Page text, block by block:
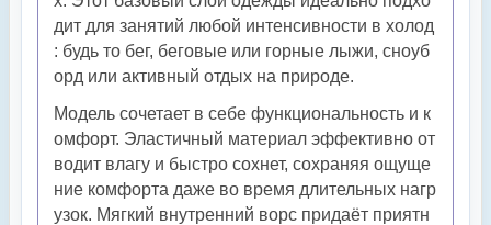
дит для занятий любой интенсивности в холод
: будь то бег, беговые или горные лыжи, сноуб
орд или активный отдых на природе.
Модель сочетает в себе функциональность и к
омфорт. Эластичный материал эффективно от
водит влагу и быстро сохнет, сохраняя ощуще
ние комфорта даже во время длительных нагр
узок. Мягкий внутренний ворс придаёт приятн